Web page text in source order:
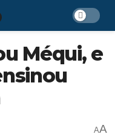
Méqui, e
AA